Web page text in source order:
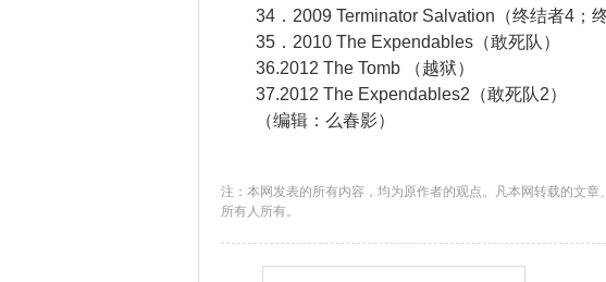
34．2009 Terminator Salvation（终结者4；终
35．2010 The Expendables（敢死队）
36.2012 The Tomb （越狱）
37.2012 The Expendables2（敢死队2）
（编辑：么春影）
注：本网发表的所有内容，均为原作者的观点。凡本网转载的文
所有人所有。